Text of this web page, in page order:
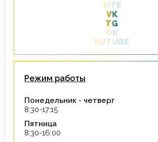
SITE
VK
TG
OK
RUTUBE
Режим работы
Понедельник - четверг
8:30-17:15
Пятница
8:30-16:00